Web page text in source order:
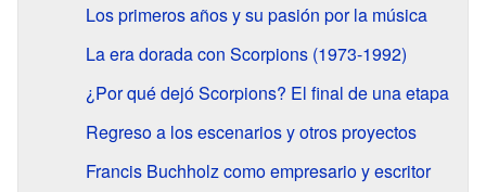
Los primeros años y su pasión por la música
La era dorada con Scorpions (1973-1992)
¿Por qué dejó Scorpions? El final de una etapa
Regreso a los escenarios y otros proyectos
Francis Buchholz como empresario y escritor